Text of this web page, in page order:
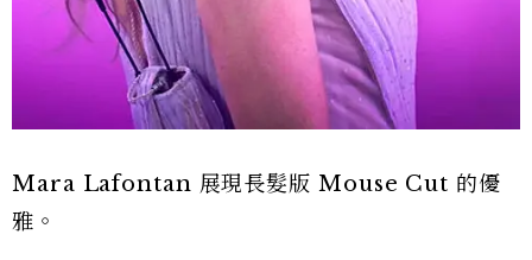
Mara Lafontan 展現長髮版 Mouse Cut 的優
雅。